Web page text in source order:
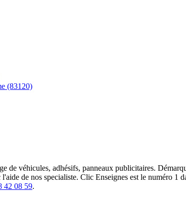
(83120)
véhicules, adhésifs, panneaux publicitaires.
de nos specialiste. Clic Enseignes est le numéro 1
42 08 59.